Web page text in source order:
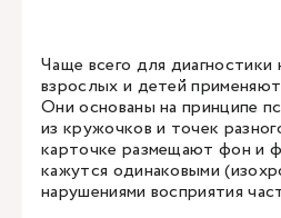
Чаще всего для диагностики
взрослых и детей
Они основаны на принципе
из кружочков и точек
карточке размещают фон и
кажутся одинаковыми
нарушениями восприятия